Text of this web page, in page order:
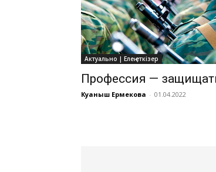
Актуально | Елең еткізер
Профессия —
Куаныш Ермекова - 01.04.2022